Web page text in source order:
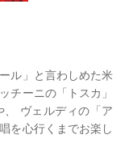
ル」と言わしめた米
チーニの「トスカ」
、 ヴェルディの「ア
を心行くまでお楽し